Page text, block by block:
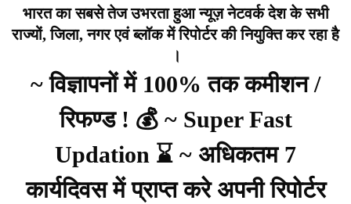
भारत का सबसे तेज उभरता हुआ न्यूज़ नेटवर्क देश के सभी
राज्यों, जिला, नगर एवं ब्लॉक में रिपोर्टर की नियुक्ति कर रहा है
।
~ विज्ञापनों में 100% तक कमीशन /
रिफण्ड ! 💰 ~ Super Fast
Updation ⌛ ~ अधिकतम 7
कार्यदिवस में प्राप्त करे अपनी रिपोर्टर